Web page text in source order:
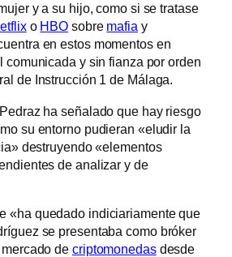
y a su hijo, como si se tratase
o HBO sobre mafia y
en estos momentos en
comunicada y sin fianza por orden
de Instrucción 1 de Málaga.
ha señalado que hay riesgo
su entorno pudieran «eludir la
destruyendo «elementos
de analizar y de
«ha quedado indiciariamente que
se presentaba como bróker
de criptomonedasdesde